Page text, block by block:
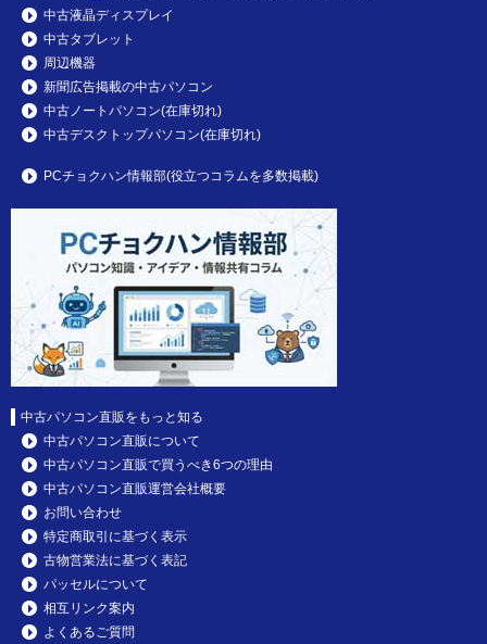
中古液晶ディスプレイ
中古タブレット
周辺機器
新聞広告掲載の中古パソコン
中古ノートパソコン(在庫切れ)
中古デスクトップパソコン(在庫切れ)
PCチョクハン情報部(役立つコラムを多数掲載)
中古パソコン直販をもっと知る
中古パソコン直販について
中古パソコン直販で買うべき6つの理由
中古パソコン直販運営会社概要
お問い合わせ
特定商取引に基づく表示
古物営業法に基づく表記
パッセルについて
相互リンク案内
よくあるご質問